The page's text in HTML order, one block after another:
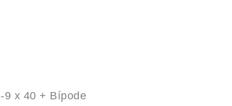
9 x 40 + Bípode